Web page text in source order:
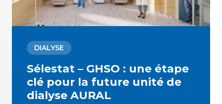
DIALYSE
Sélestat – GHSO : une étape
clé pour la future unité de
dialyse AURAL